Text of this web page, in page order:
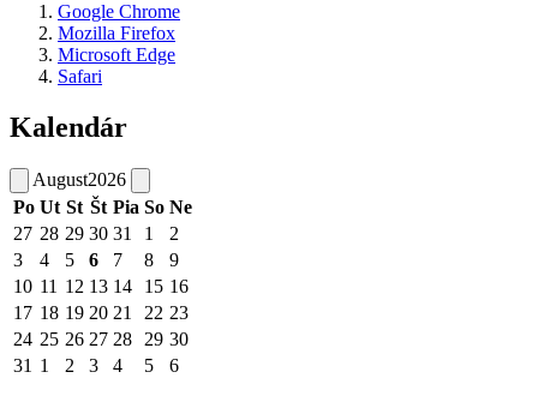
Google Chrome
Mozilla Firefox
Microsoft Edge
Safari
Kalendár
August2026
Po Ut St Št Pia So Ne
27 28 29 30 31 1
2
3
4 5 6 7 8
9
10 11 12 13 14 15 16
17 18 19 20 21 22 23
24 25 26 27 28 29 30
31 1 2 3 4 5 6